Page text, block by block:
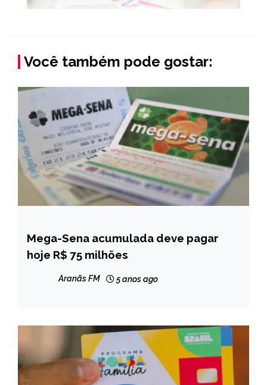
Você também pode gostar:
BRASIL
NOTÍCIAS
Mega-Sena acumulada deve pagar
hoje R$ 75 milhões
Aranãs FM 5 anos ago